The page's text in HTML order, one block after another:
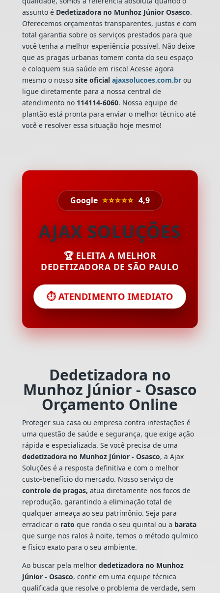
assunto é Dedetizadora no Munhoz Júnior Osasco.
Oferecemos orçamentos transparentes, justos e com
total garantia sobre os serviços prestados para que
você tenha a melhor experiência possível. Não deixe
que as pragas urbanas tomem conta do seu espaço
e coloquem sua saúde em risco! Acesse agora
mesmo o nossosite oficial ajaxsolucoes.com.brou
ligue diretamente para a nossa central de
atendimento no 114114-6060. Nossa equipe de
plantão está pronta para enviar o melhor técnico até
você e resolver essa situação hoje mesmo!
Google ⭐⭐⭐⭐⭐ 4,9
AJAX SOLUÇÕES
🏆 ELEITA A MELHOR
DEDETIZADORA DE SÃO PAULO
⏱️ ATENDIMENTO IMEDIATO
Dedetizadora no
Munhoz Júnior - Osasco
Orçamento Online
Proteger sua casa ou empresa contra infestações é
uma questão de saúde e segurança, que exige ação
rápida e especializada. Se você precisa de uma
dedetizadora no Munhoz Júnior - Osasco, a Ajax
Soluções é a resposta definitiva e com o melhor
custo-benefício do mercado. Nosso serviço de
controle de pragas, atua diretamente nos focos de
reprodução, garantindo a eliminação total de
qualquer ameaça ao seu patrimônio. Seja para
erradicar o rato que ronda o seu quintal ou a barata
que surge nos ralos à noite, temos o método químico
e físico exato para o seu ambiente.
Ao buscar pela melhor dedetizadora no Munhoz
Júnior - Osasco, confie em uma equipe técnica
qualificada que resolve o problema de verdade, sem